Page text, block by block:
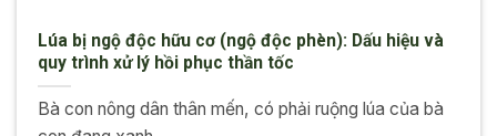
Lúa bị ngộ độc hữu cơ (ngộ độc phèn): Dấu hiệu và
quy trình xử lý hồi phục thần tốc
Bà con nông dân thân mến, có phải ruộng lúa của bà